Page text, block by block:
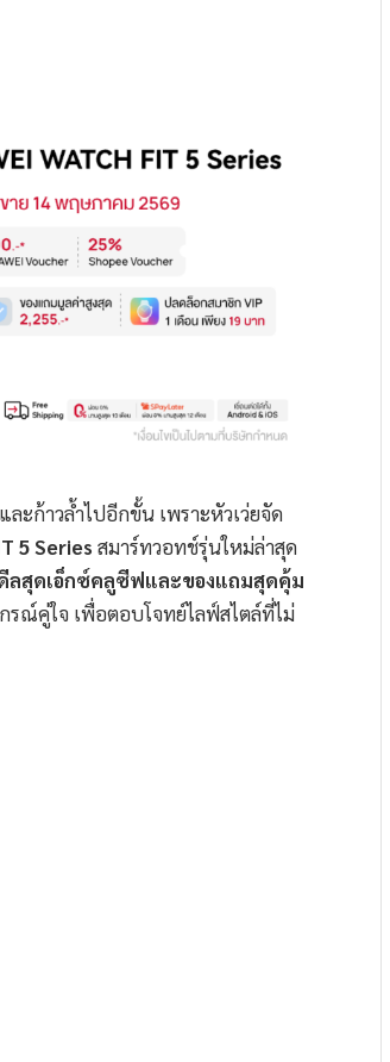
ละก้าวล้ำไปอีกขั้น เพราะหัวเว่ยจัด
5Series สมาร์ทวอทช์รุ่นใหม่ล่าสุด
ลสุดเอ็กซ์คลูซีฟและของแถมสุดคุ้ม
ณ์คู่ใจ เพื่อตอบโจทย์ไลฟ์สไตล์ที่ไม่